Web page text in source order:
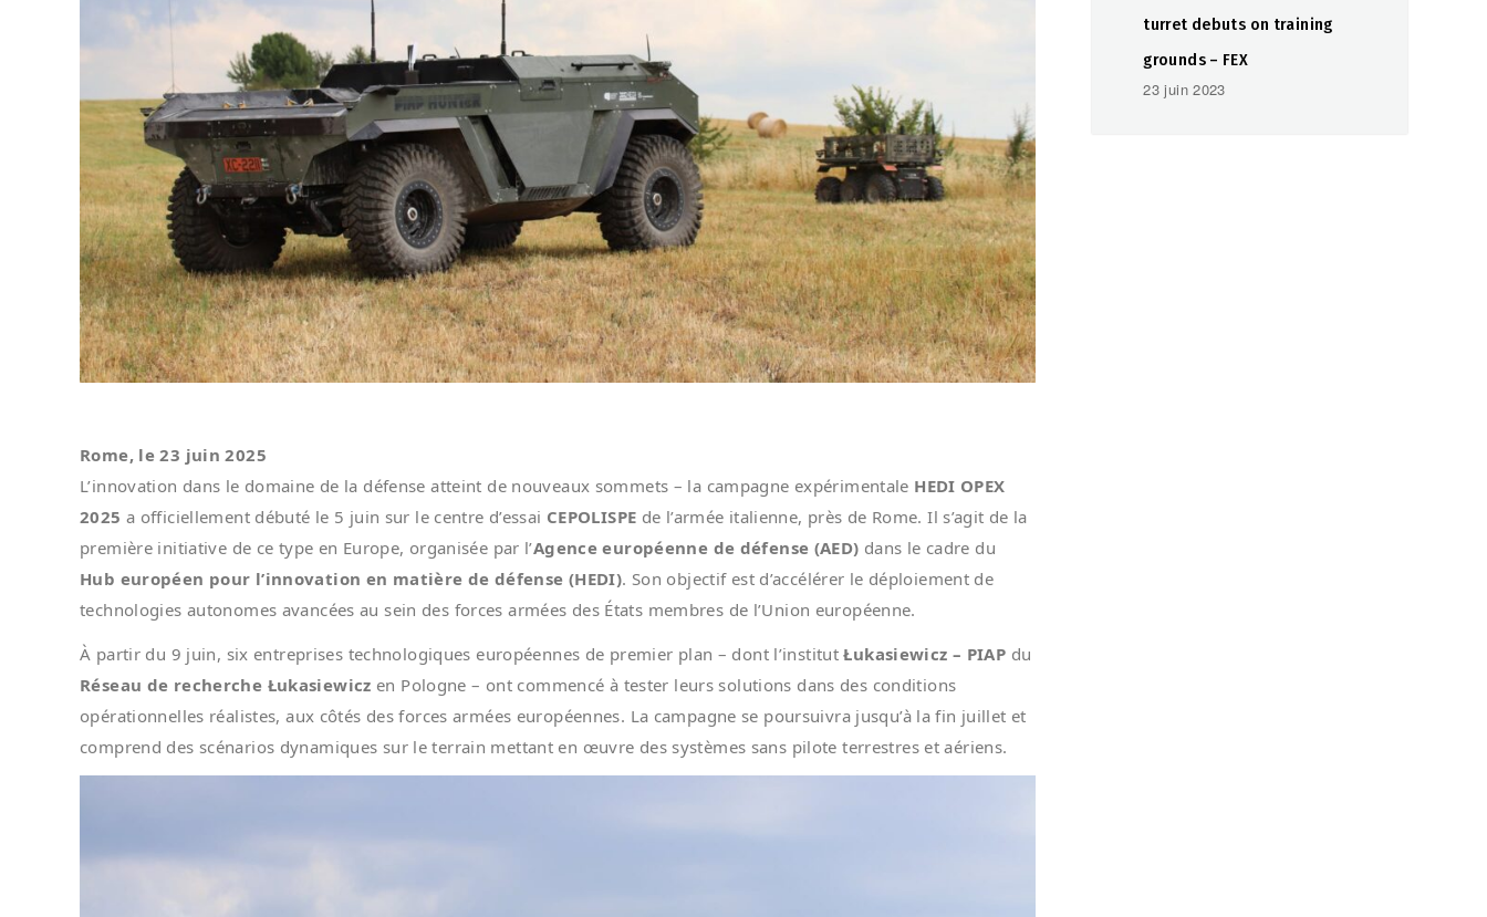
Rome, le 23 juin 2025
L’innovation dans le domaine de la défense atteint de nouveaux sommets – la campagne expérimentale HEDI OPEX
2025 a officiellement débuté le 5 juin sur le centre d’essai CEPOLISPE de l’armée italienne, près de Rome. Il s’agit de la
première initiative de ce type en Europe, organisée par l’Agence européenne de défense (AED) dans le cadre du
Hub européen pour l’innovation en matière de défense (HEDI). Son objectif est d’accélérer le déploiement de
technologies autonomes avancées au sein des forces armées des États membres de l’Union européenne.
À partir du 9 juin, six entreprises technologiques européennes de premier plan – dont l’institutŁukasiewicz – PIAP du
Réseau de recherche Łukasiewicz en Pologne – ont commencé à tester leurs solutions dans des conditions
opérationnelles réalistes, aux côtés des forces armées européennes. La campagne se poursuivra jusqu’à la fin juillet et
comprend des scénarios dynamiques sur le terrain mettant en œuvre des systèmes sans pilote terrestres et aériens.
turret debuts on training
grounds – FEX
23 juin 2023